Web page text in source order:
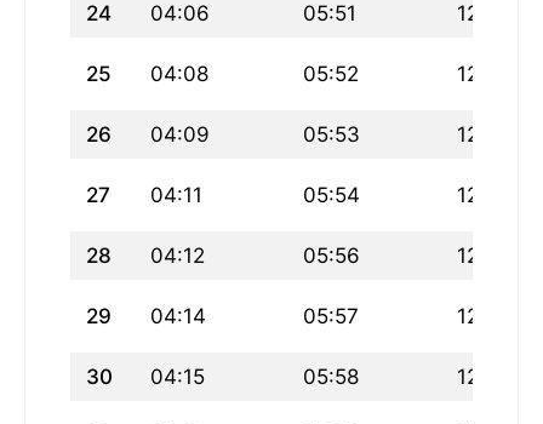
24 04:06 05:51 12:38
25 04:08 05:52 12:37
26 04:09 05:53 12:37
27 04:11 05:54 12:37
28 04:12 05:56 12:37
29 04:14 05:57 12:36
30 04:15 05:58 12:36